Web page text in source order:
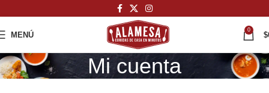
MENÚ
0
$
Mi cuenta